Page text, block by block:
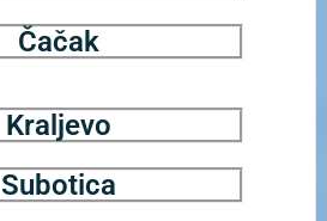
Čačak
Kraljevo
Subotica